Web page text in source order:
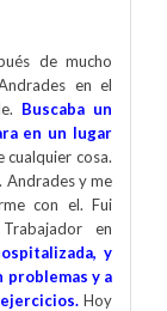
de mucho
en el
Buscaba un
en un lugar
cualquier cosa.
Andrades y me
con el. Fui
en
y
problemas y a
Hoy